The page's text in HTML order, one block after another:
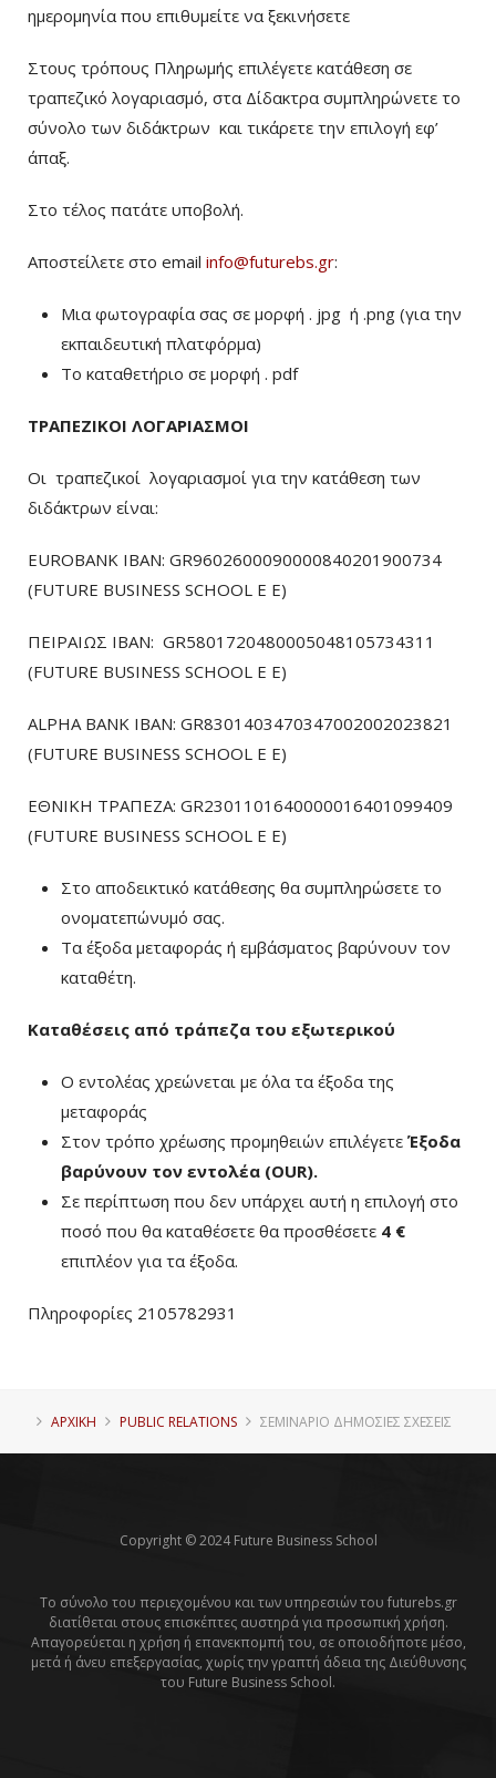
ημερομηνία που επιθυμείτε να ξεκινήσετε
Στους τρόπους Πληρωμής επιλέγετε κατάθεση σε
τραπεζικό λογαριασμό, στα Δίδακτρα συμπληρώνετε το
σύνολο των διδάκτρων και τικάρετε την επιλογή εφ’
άπαξ.
Στο τέλος πατάτε υποβολή.
Αποστείλετε στο email info@futurebs.gr:
Μια φωτογραφία σας σε μορφή . jpg ή .png (για την
εκπαιδευτική πλατφόρμα)
To καταθετήριο σε μορφή . pdf
ΤΡΑΠΕΖΙΚΟΙ ΛΟΓΑΡΙΑΣΜΟΙ
Οι τραπεζικοί λογαριασμοί για την κατάθεση των
διδάκτρων είναι:
EUROBANK IBAN: GR9602600090000840201900734
(FUTURE BUSINESS SCHOOL E E)
ΠΕΙΡΑΙΩΣ ΙΒΑΝ: GR5801720480005048105734311
(FUTURE BUSINESS SCHOOL E E)
ALPHA BANK IBAN: GR8301403470347002002023821
(FUTURE BUSINESS SCHOOL E E)
ΕΘΝΙΚΗ ΤΡΑΠΕΖΑ: GR2301101640000016401099409
(FUTURE BUSINESS SCHOOL E E)
Στο αποδεικτικό κατάθεσης θα συμπληρώσετε το
ονοματεπώνυμό σας.
Τα έξοδα μεταφοράς ή εμβάσματος βαρύνουν τον
καταθέτη.
Καταθέσεις από τράπεζα του εξωτερικού
Ο εντολέας χρεώνεται με όλα τα έξοδα της
μεταφοράς
Στον τρόπο χρέωσης προμηθειών επιλέγετε Έξοδα
βαρύνουν τον εντολέα (ΟUR).
Σε περίπτωση που δεν υπάρχει αυτή η επιλογή στο
ποσό που θα καταθέσετε θα προσθέσετε 4 €
επιπλέον για τα έξοδα.
Πληροφορίες 2105782931
ΑΡΧΙΚΗ PUBLIC RELATIONS ΣΕΜΙΝΆΡΙΟ ΔΗΜΌΣΙΕΣ ΣΧΈΣΕΙΣ
Copyright © 2024 Future Business School
Το σύνολο του περιεχομένου και των υπηρεσιών του futurebs.gr
διατίθεται στους επισκέπτες αυστηρά για προσωπική χρήση.
Απαγορεύεται η χρήση ή επανεκπομπή του, σε οποιοδήποτε μέσο,
μετά ή άνευ επεξεργασίας, χωρίς την γραπτή άδεια της Διεύθυνσης
του Future Business School.